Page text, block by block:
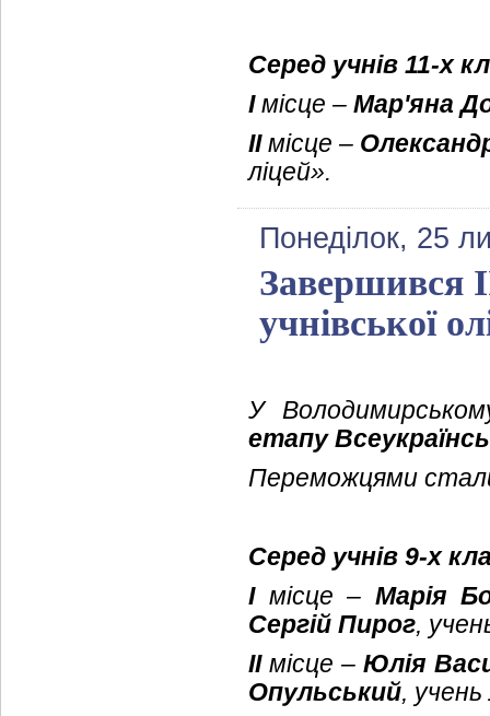
Серед учнів 11-х
Імісце – Мар'яна
ІІмісце –
ліцей».
Понеділок, 25
Завершився
учнівської
У
етапу
Переможцями
Серед учнів 9-х
Імісце – Марія
Сергій Пирог,
ІІмісце –Юлія
Опульський,